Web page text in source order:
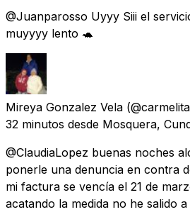
@Juanparosso Uyyy Siii el
muyyyy lento 🐢
Mireya Gonzalez Vela
32 minutos desde Mosquera,
@ClaudiaLopez buenas noches
ponerle una denuncia en contra
mi factura se vencía el 21 de
acatando la medida no he salido